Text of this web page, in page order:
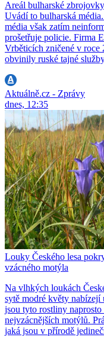
Areál bulharské
Uvádí to bulharská
média však zatím
prošetřuje policie. Firma
Vrběticích zničené v roce
obvinily ruské tajné
Aktuálně.cz - Zprávy
dnes, 12:35
Louky Českého lesa
vzácného motýla
Na vlhkých loukách
sytě modré květy
jsou tyto rostliny
nejvzácnějších motýlů.
jaká jsou v přírodě